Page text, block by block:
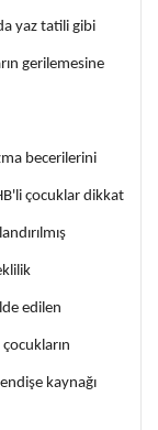
yaz tatili gibi
gerilemesine
becerilerini
çocuklar dikkat
edilen
kaynağı